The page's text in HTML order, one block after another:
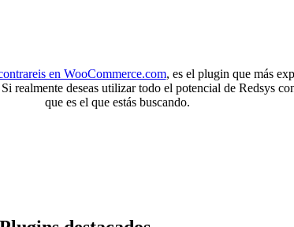
en WooCommerce.com, es el plugin que más
realmente deseas utilizar todo el potencial de Redsys
que es el que estás buscando.